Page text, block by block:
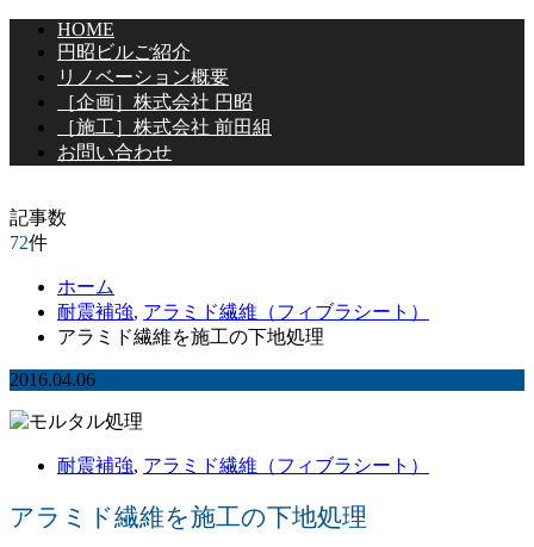
HOME
円昭ビルご紹介
リノベーション概要
［企画］株式会社 円昭
［施工］株式会社 前田組
お問い合わせ
記事数
72件
ホーム
耐震補強, アラミド繊維（フィブラシート）
アラミド繊維を施工の下地処理
2016.04.06
耐震補強, アラミド繊維（フィブラシート）
アラミド繊維を施工の下地処理